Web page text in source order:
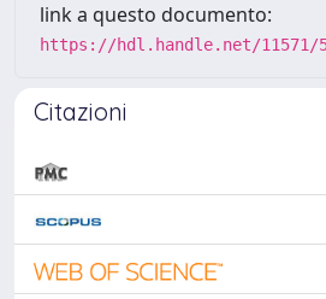
link a questo documento:
https://hdl.handle.net/11571/
Citazioni